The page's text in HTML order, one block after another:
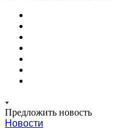
Предложить новость
Новости